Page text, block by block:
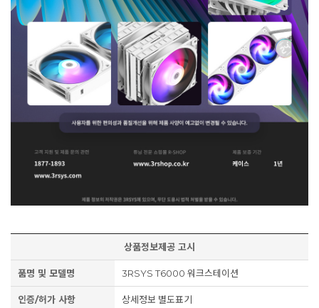
상품정보제공 고시
품명 및 모델명 3RSYS T6000 워크스테이션
인증/허가 사항 상세정보 별도표기